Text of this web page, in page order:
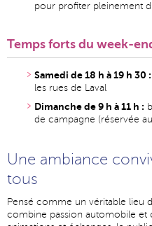
pour profiter pleinement
Temps forts du week-
Samedi de 18 h à 19 h 30 :
les rues de Laval
Dimanche de 9 h à 11 h :
de campagne (réservée
Une ambiance
tous
Pensé comme un véritable lieu
combine passion automobile et